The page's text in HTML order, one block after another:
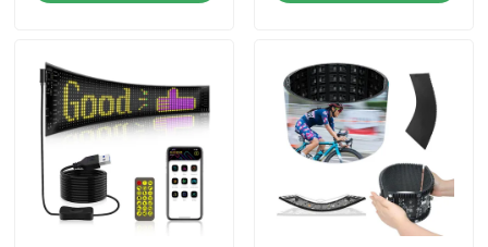
À la maison
Produits
Vidéos